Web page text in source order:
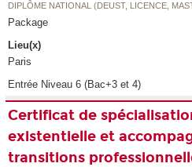
DIPLÔME NATIONAL (DEUST, LICENCE,
Package
Lieu(x)
Paris
Entrée Niveau 6 (Bac+3 et 4)
Certificat de
existentielle et
transitions